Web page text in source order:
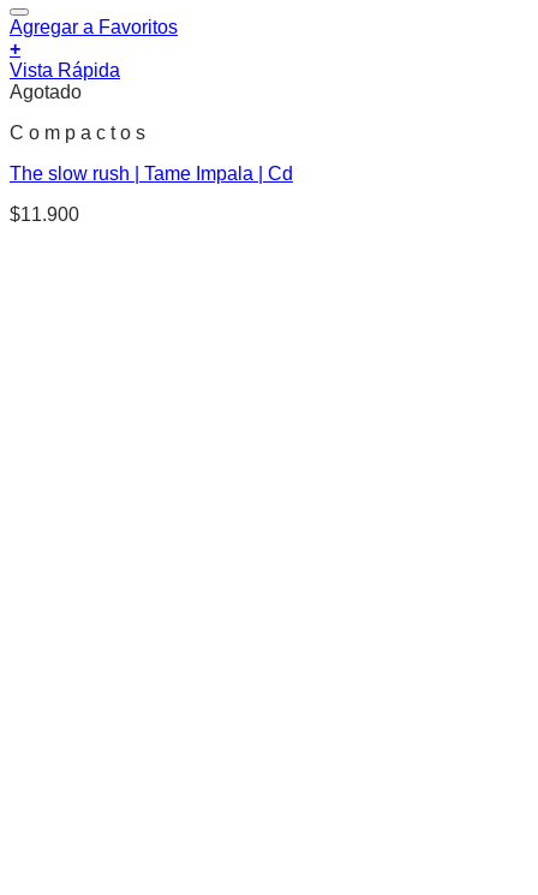
Agregar a Favoritos
+
Vista Rápida
Agotado
C o m p a c t o s
The slow rush | Tame Impala | Cd
$11.900